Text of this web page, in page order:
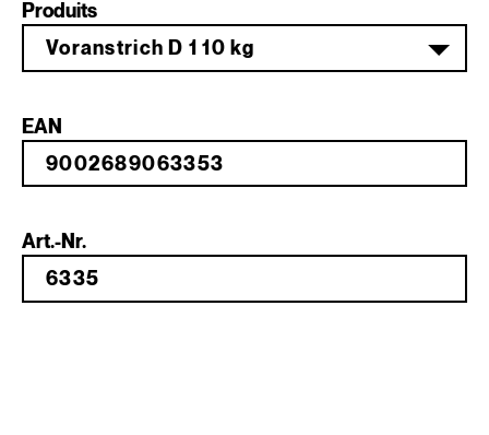
Produits
Voranstrich D 1 10 kg
EAN
Art.-Nr.